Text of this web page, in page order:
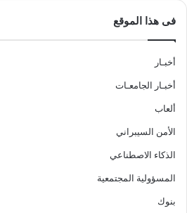
فى هذا الموقع
أخبـار
أخبـار الجامعـات
ألعاب
الأمن السيبراني
الذكاء الاصطناعي
المسؤولية المجتمعية
بنوك